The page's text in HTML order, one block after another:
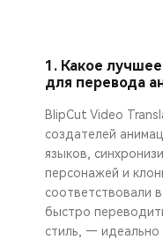
1. Какое
для перевода
BlipCut Video
создателей
языков,
персонажей и
соответствовали
быстро
стиль, —